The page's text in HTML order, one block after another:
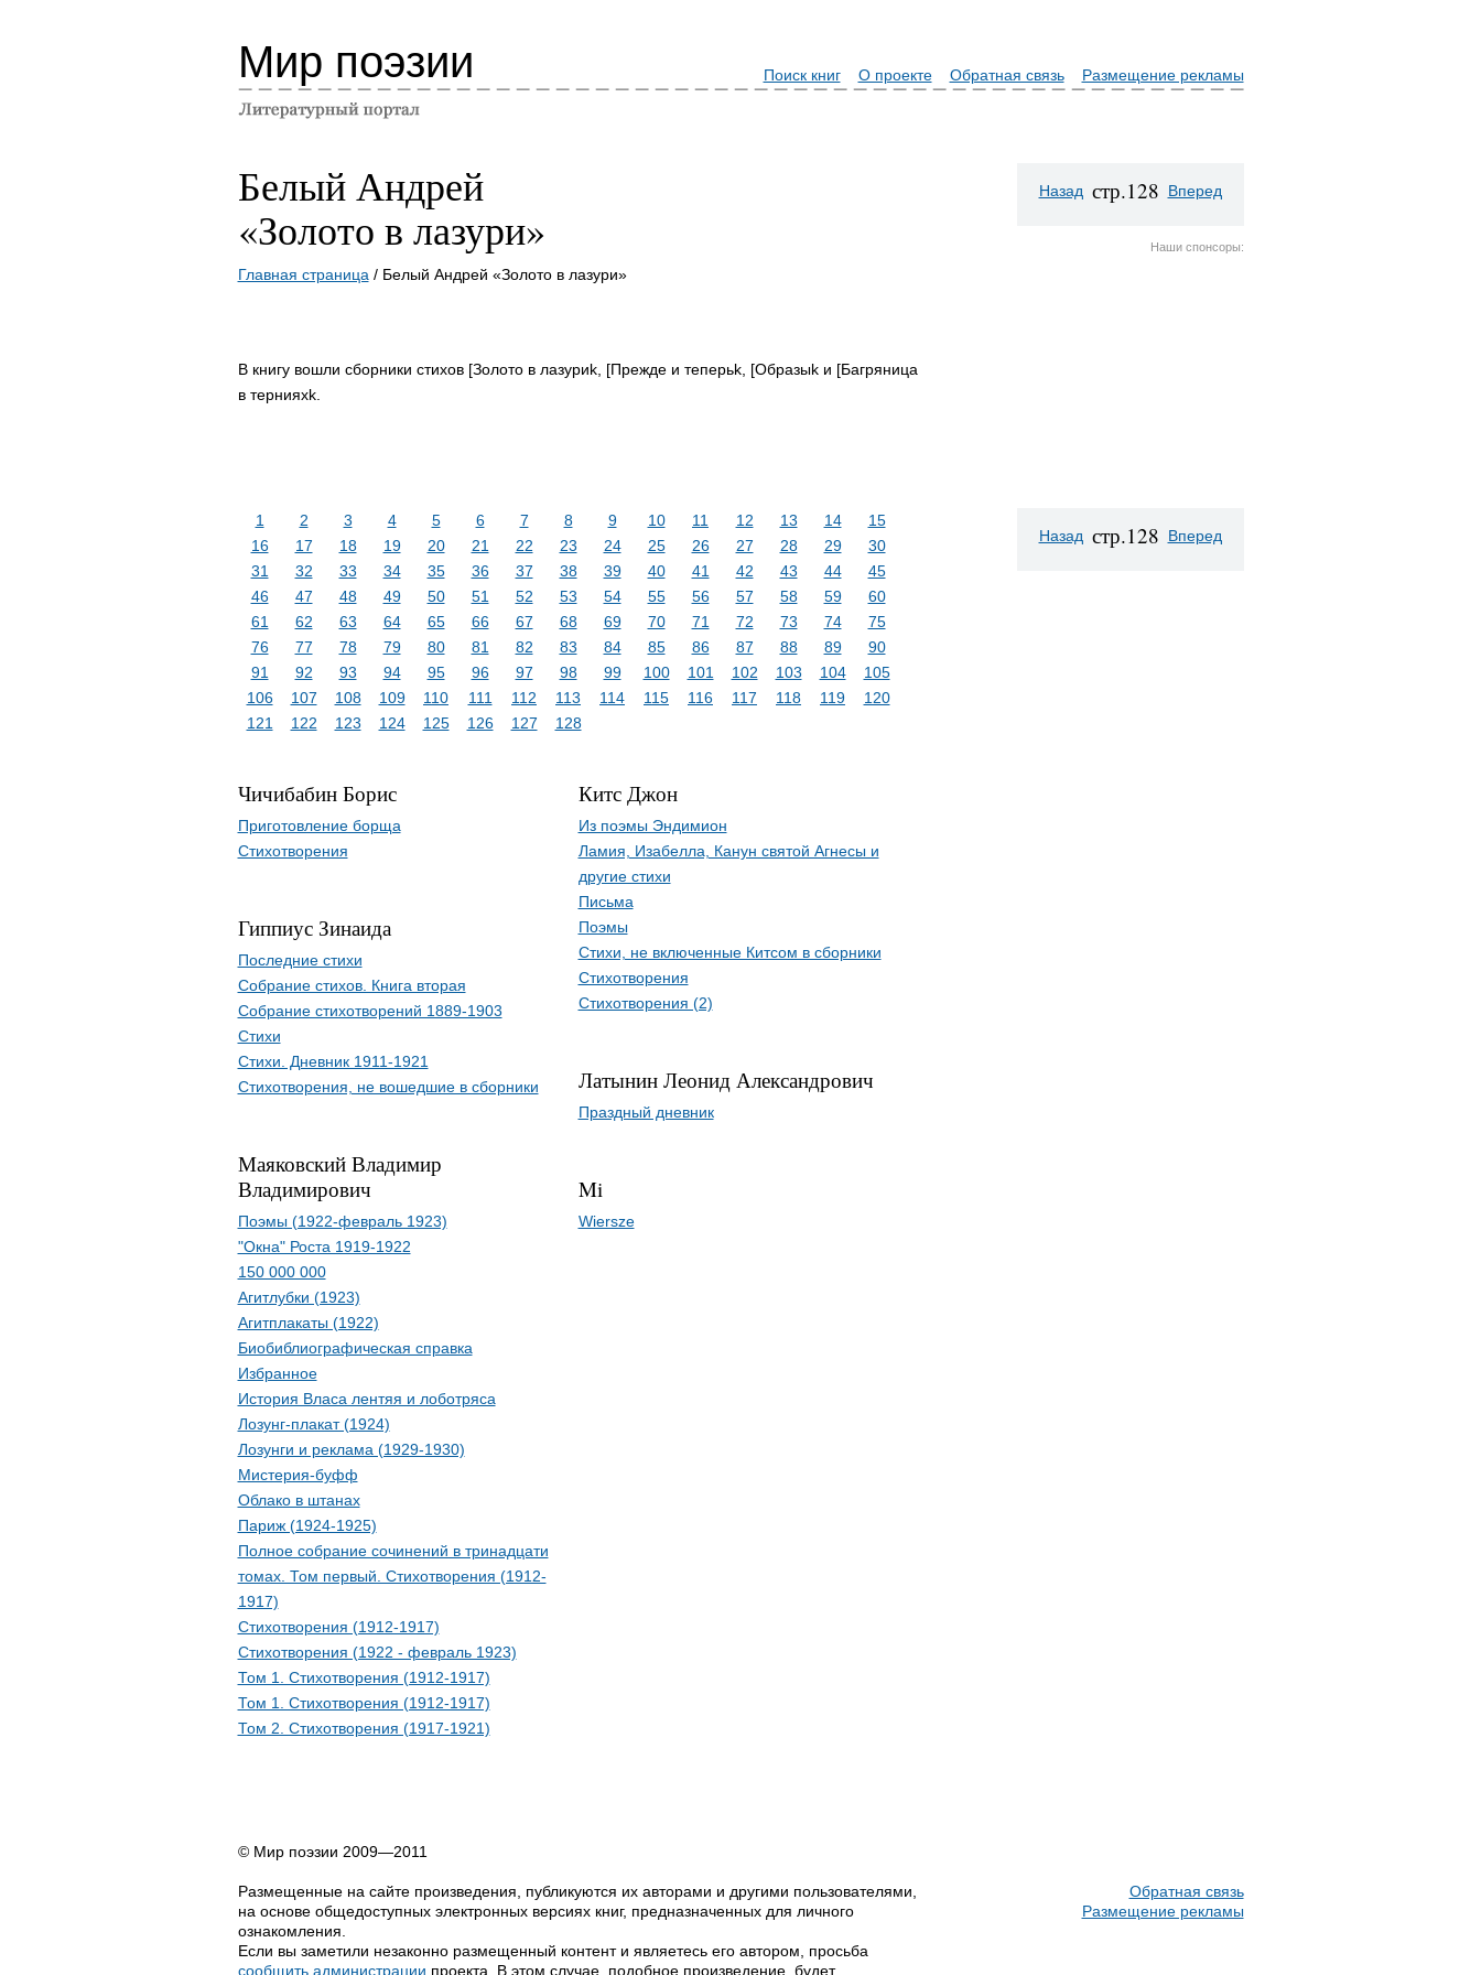
Мир поэзии Поиск книг О проекте Обратная связь Размещение рекламы
Белый Андрей
«Золото в лазури»
Главная страница / Белый Андрей «Золото в лазури»
В книгу вошли сборники стихов [Золото в лазуриk, [Прежде и теперьk, [Образыk и [Багряница
в тернияхk.
Назад стр.128 Вперед
Наши спонсоры:
1 2 3 4 5 6 7 8 9 10 11 12 13 14
15
16
17 18 19 20 21 22 23 24 25 26 27 28 29
30
31
32 33 34 35 36 37 38 39 40 41 42 43 44
45
46
47 48 49 50 51 52 53 54 55 56 57 58 59
60
61
62 63 64 65 66 67 68 69 70 71 72 73 74
75
76
77 78 79 80 81 82 83 84 85 86 87 88 89
90
91
92 93 94 95 96 97 98 99 100 101 102 103 104
105
106
107 108 109 110 111 112 113 114 115 116 117 118 119
120
121
122 123 124 125 126 127 128
Чичибабин Борис
Приготовление борща
Стихотворения
Гиппиус Зинаида
Последние стихи
Собрание стихов. Книга вторая
Собрание стихотворений 1889-1903
Стихи
Стихи. Дневник 1911-1921
Стихотворения, не вошедшие в сборники
Маяковский Владимир
Владимирович
Поэмы (1922-февраль 1923)
"Окна" Роста 1919-1922
150 000 000
Агитлубки (1923)
Агитплакаты (1922)
Биобиблиографическая справка
Избранное
История Власа лентяя и лоботряса
Лозунг-плакат (1924)
Лозунги и реклама (1929-1930)
Мистерия-буфф
Облако в штанах
Париж (1924-1925)
Полное собрание сочинений в тринадцати
томах. Том первый. Стихотворения (1912-
1917)
Стихотворения (1912-1917)
Стихотворения (1922 - февраль 1923)
Том 1. Стихотворения (1912-1917)
Том 1. Стихотворения (1912-1917)
Том 2. Стихотворения (1917-1921)
Китс Джон
Из поэмы Эндимион
Ламия, Изабелла, Канун святой Агнесы и
другие стихи
Письма
Поэмы
Стихи, не включенные Китсом в сборники
Стихотворения
Стихотворения (2)
Латынин Леонид Александрович
Праздный дневник
Mi
Wiersze
Назад стр.128 Вперед
© Мир поэзии 2009—2011
Размещенные на сайте произведения, публикуются их авторами и другими пользователями,
на основе общедоступных электронных версиях книг, предназначенных для личного
ознакомления.
Если вы заметили незаконно размещенный контент и являетесь его автором, просьба
сообщить администрации проекта. В этом случае, подобное произведение, будет
Обратная связь
Размещение рекламы